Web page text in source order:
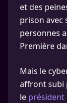
et des
prison avec
personnes
Première
Mais le
affront subi
le président